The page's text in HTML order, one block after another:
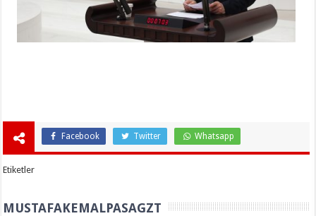
Facebook Twitter Whatsapp
Etiketler
MUSTAFAKEMALPASAGZT